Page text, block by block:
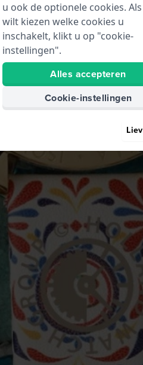
u ook de optionele cookies.
wilt kiezen welke cookies u
inschakelt, klikt u op "cookie-
instellingen".
Alles accepteren
Cookie-instellingen